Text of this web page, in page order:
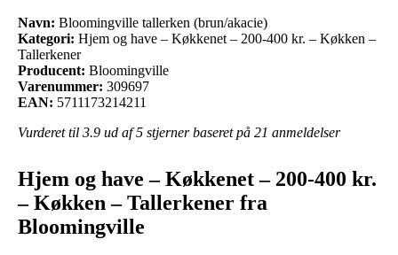
Navn: Bloomingville tallerken (brun/akacie)
Kategori: Hjem og have – Køkkenet – 200-400 kr. – Køkken –
Tallerkener
Producent: Bloomingville
Varenummer: 309697
EAN: 5711173214211
Vurderet til 3.9 ud af 5 stjerner baseret på 21 anmeldelser
Hjem og have – Køkkenet – 200-400 kr.
– Køkken – Tallerkener fra
Bloomingville